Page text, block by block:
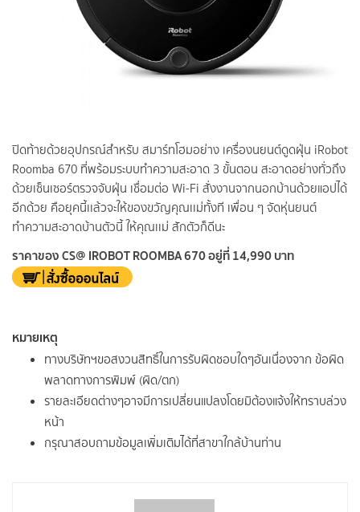
ปิดท้ายด้วยอุปกรณ์สำหรับ สมาร์ทโฮมอย่าง เครื่องนยนต์ดูดฝุ่น iRobot
Roomba 670 ที่พร้อมระบบทำความสะอาด 3 ขั้นตอน สะอาดอย่างทั่วถึง
ด้วยเซ็นเซอร์ตรวจจับฝุ่น เชื่อมต่อ Wi-Fi สั่งงานจากนอกบ้านด้วยแอปได้
อีกด้วย คือยุคนี้เเล้วจะให้ของขวัญคุณเเม่ทั้งที เพื่อน ๆ จัดหุ่นยนต์
ทำความสะอาดบ้านตัวนี้ ให้คุณเเม่ สักตัวก็ดีนะ
ราคาของ CS@ IROBOT ROOMBA 670 อยู่ที่ 14,990 บาท
หมายเหตุ
ทางบริษัทฯขอสงวนสิทธิ์ในการรับผิดชอบใดๆอันเนื่องจาก ข้อผิด
พลาดทางการพิมพ์ (ผิด/ตก)
รายละเอียดต่างๆอาจมีการเปลี่ยนแปลงโดยมิต้องแจ้งให้ทราบล่วง
หน้า
กรุณาสอบถามข้อมูลเพิ่มเติมได้ที่สาขาใกล้บ้านท่าน